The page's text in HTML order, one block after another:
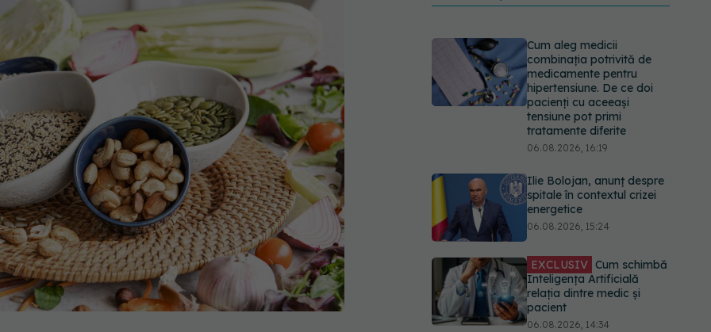
Cum aleg medicii
combinația potrivită de
medicamente pentru
hipertensiune. De ce doi
pacienți cu aceeași
tensiune pot primi
tratamente diferite
06.08.2026, 16:19
Ilie Bolojan, anunț despre
spitale în contextul crizei
energetice
06.08.2026, 15:24
EXCLUSIV Cum schimbă
Inteligența Artificială
relația dintre medic și
pacient
06.08.2026, 14:34